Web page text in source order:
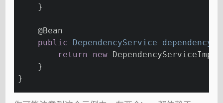
    }
@Bean
public DependencyService
return
new
    }
}